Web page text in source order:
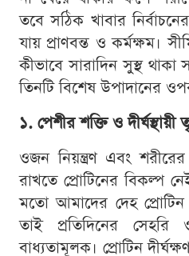
তবে সঠিক খাবার
যায় প্রাণবন্ত ও কর্মক্ষম।
কীভাবে সারাদিন সুস্থ থাকা
তিনটি বিশেষ উপাদানের
১. পেশীর শক্তি ও দীর্ঘস্থায়ী
ওজন নিয়ন্ত্রণ এবং
রাখতে প্রোটিনের বিকল্প
মতো আমাদের দেহ
তাই প্রতিদিনের
বাধ্যতামূলক। প্রোটিন